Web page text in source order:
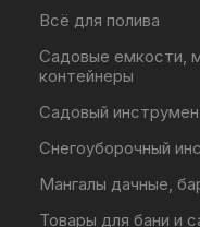
Всё для полива
Садовые емкости,
контейнеры
Садовый
Снегоуборочный
Мангалы дачные,
Товары для бани и